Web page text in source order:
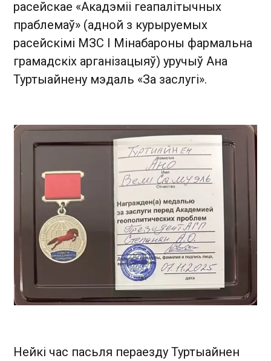
расейскае «Акадэміі геапалітычных
праблемаў» (адной з курыруемых
расейскімі МЗС І Мінабароны фармальна
грамадскіх арганізацыяў) уручыў Ана
Туртыайнену мэдаль «За заслугі».
Нейкі час пасьля пераезду Туртыайнен